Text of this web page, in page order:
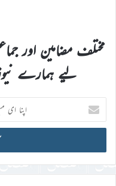
مختلف مضامین اور
لیے ہمارے
اپنا
ای
میل
ڈی
درج
کریں